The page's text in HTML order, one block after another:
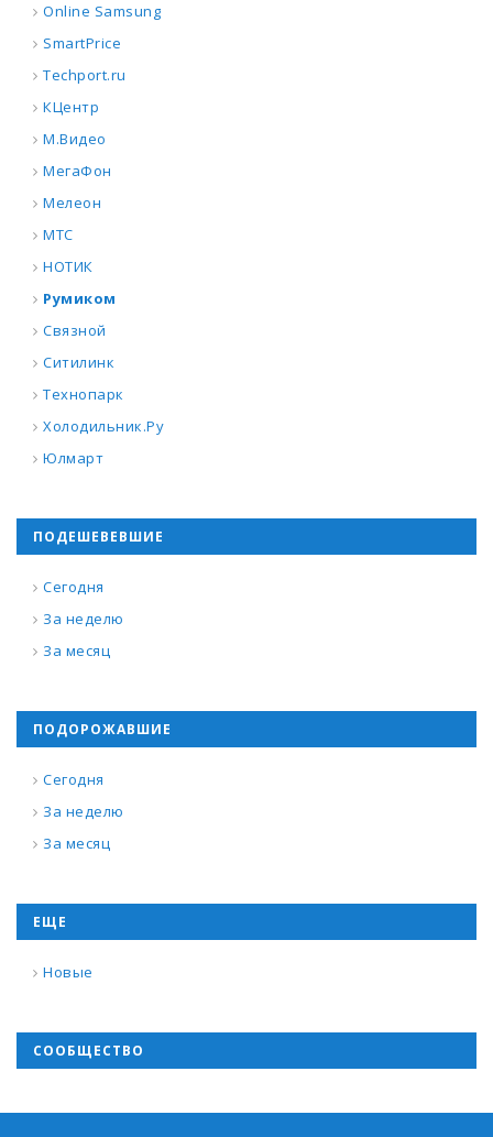
Online Samsung
SmartPrice
Techport.ru
КЦентр
М.Видео
МегаФон
Мелеон
МТС
НОТИК
Румиком
Связной
Ситилинк
Технопарк
Холодильник.Ру
Юлмарт
ПОДЕШЕВЕВШИЕ
Сегодня
За неделю
За месяц
ПОДОРОЖАВШИЕ
Сегодня
За неделю
За месяц
ЕЩЕ
Новые
СООБЩЕСТВО